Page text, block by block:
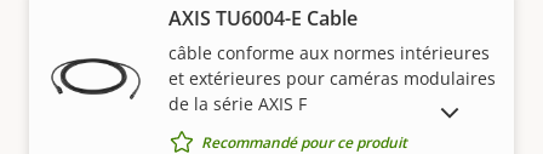
AXIS TU6004-E Cable
câble conforme aux normes intérieures
et extérieures pour caméras modulaires
de la série AXIS F
Recommandé pour ce produit
AFFICHER LES PRODUITS ABANDONNÉS